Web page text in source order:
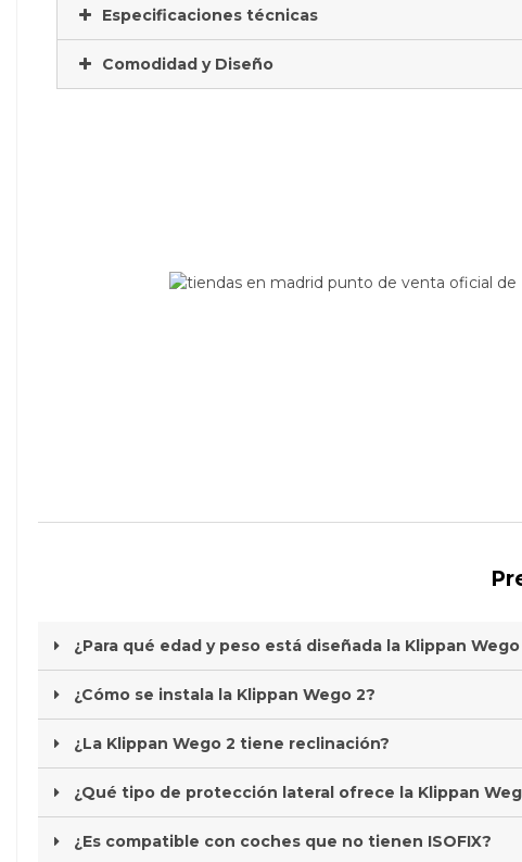
Especificaciones técnicas
Comodidad y Diseño
¿Para qué edad y peso está diseñada la Klippan Wego
¿Cómo se instala la Klippan Wego 2?
¿La Klippan Wego 2 tiene reclinación?
¿Qué tipo de protección lateral ofrece la Klippan
¿Es compatible con coches que no tienen ISOFIX?